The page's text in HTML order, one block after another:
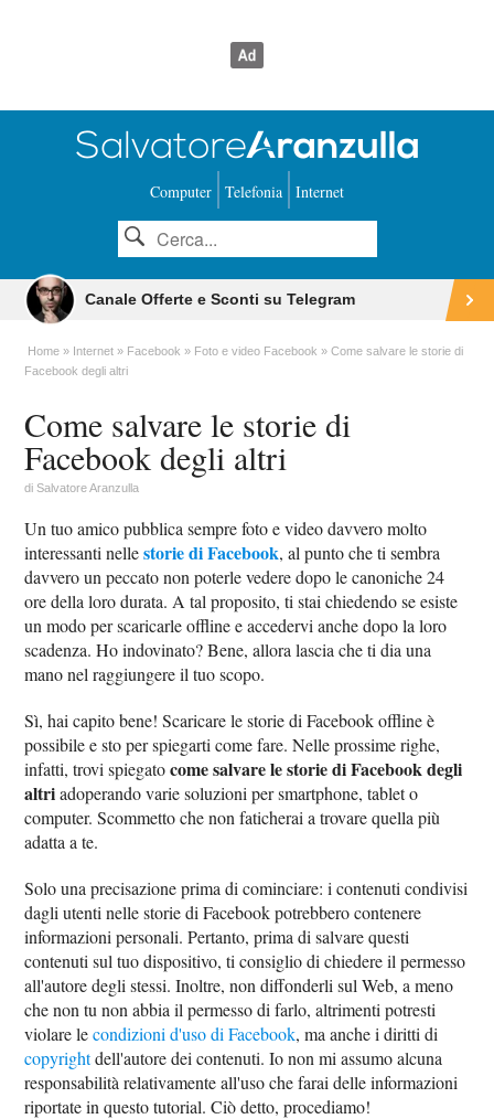
Computer Telefonia Internet
Canale Offerte e Sconti su Telegram
Home Internet Facebook Foto e video Facebook
Come salvare le storie di
Facebook degli altri
Come salvare le storie di
Facebook degli altri
diSalvatore Aranzulla
Un tuo amico pubblica sempre foto e video davvero molto
interessanti nellestorie di Facebook, al punto che ti sembra
davvero un peccato non poterle vedere dopo le canoniche 24
ore della loro durata. A tal proposito, ti stai chiedendo se esiste
un modo per scaricarle offline e accedervi anche dopo la loro
scadenza. Ho indovinato? Bene, allora lascia che ti dia una
mano nel raggiungere il tuo scopo.
Sì, hai capito bene! Scaricare le storie di Facebook offline è
possibile e sto per spiegarti come fare. Nelle prossime righe,
infatti, trovi spiegatocome salvare le storie di Facebook degli
altriadoperando varie soluzioni per smartphone, tablet o
computer. Scommetto che non faticherai a trovare quella più
adatta a te.
Solo una precisazione prima di cominciare: i contenuti condivisi
dagli utenti nelle storie di Facebook potrebbero contenere
informazioni personali. Pertanto, prima di salvare questi
contenuti sul tuo dispositivo, ti consiglio di chiedere il permesso
all'autore degli stessi. Inoltre, non diffonderli sul Web, a meno
che non tu non abbia il permesso di farlo, altrimenti potresti
violare lecondizioni d'uso di Facebook, ma anche i diritti di
copyrightdell'autore dei contenuti. Io non mi assumo alcuna
responsabilità relativamente all'uso che farai delle informazioni
riportate in questo tutorial. Ciò detto, procediamo!